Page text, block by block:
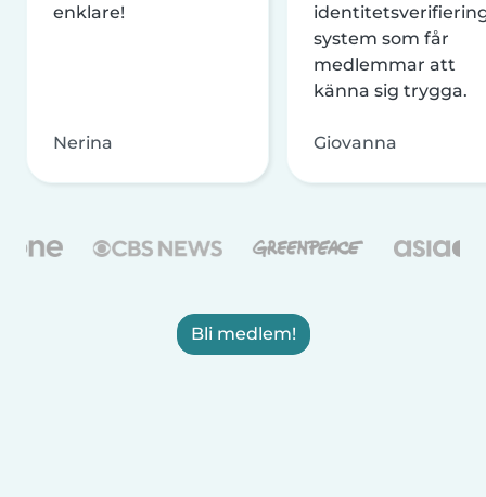
enklare!
Nerina
system som får
medlemmar att
känna sig trygga.
Giovanna
Bli medlem!